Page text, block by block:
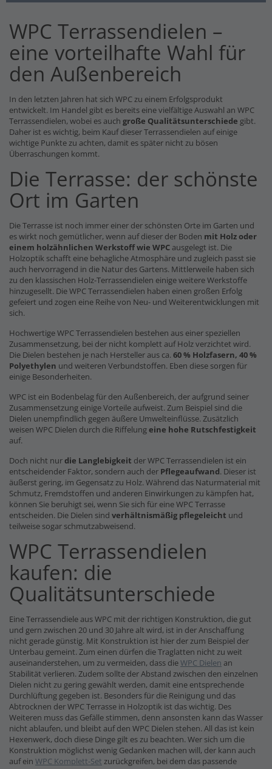
WPC Terrassendielen –
eine vorteilhafte Wahl für
den Außenbereich
In den letzten Jahren hat sich WPC zu einem Erfolgsprodukt
entwickelt. Im Handel gibt es bereits eine vielfältige Auswahl an WPC
Terrassendielen, wobei es auch große Qualitätsunterschiede gibt.
Daher ist es wichtig, beim Kauf dieser Terrassendielen auf einige
wichtige Punkte zu achten, damit es später nicht zu bösen
Überraschungen kommt.
Die Terrasse: der schönste
Ort im Garten
Die Terrasse ist noch immer einer der schönsten Orte im Garten und
es wirkt noch gemütlicher, wenn auf dieser der Boden mit Holz oder
einem holzähnlichen Werkstoff wie WPCausgelegt ist. Die
Holzoptik schafft eine behagliche Atmosphäre und zugleich passt sie
auch hervorragend in die Natur des Gartens. Mittlerweile haben sich
zu den klassischen Holz-Terrassendielen einige weitere Werkstoffe
hinzugesellt. Die WPC Terrassendielen haben einen großen Erfolg
gefeiert und zogen eine Reihe von Neu- und Weiterentwicklungen mit
sich.
Hochwertige WPC Terrassendielen bestehen aus einer speziellen
Zusammensetzung, bei der nicht komplett auf Holz verzichtet wird.
Die Dielen bestehen je nach Hersteller aus ca. 60 % Holzfasern, 40 %
Polyethylen und weiteren Verbundstoffen. Eben diese sorgen für
einige Besonderheiten.
WPC ist ein Bodenbelag für den Außenbereich, der aufgrund seiner
Zusammensetzung einige Vorteile aufweist. Zum Beispiel sind die
Dielen unempfindlich gegen äußere Umwelteinflüsse. Zusätzlich
weisen WPC Dielen durch die Riffelungeine hohe Rutschfestigkeit
auf.
Doch nicht nurdie Langlebigkeit der WPC Terrassendielen ist ein
entscheidender Faktor, sondern auch der Pflegeaufwand. Dieser ist
äußerst gering, im Gegensatz zu Holz. Während das Naturmaterial mit
Schmutz, Fremdstoffen und anderen Einwirkungen zu kämpfen hat,
können Sie beruhigt sei, wenn Sie sich für eine WPC Terrasse
entscheiden. Die Dielen sind verhältnismäßig pflegeleicht und
teilweise sogar schmutzabweisend.
WPC Terrassendielen
kaufen: die
Qualitätsunterschiede
Eine Terrassendiele aus WPC mit der richtigen Konstruktion, die gut
und gern zwischen 20 und 30 Jahre alt wird, ist in der Anschaffung
nicht gerade günstig. Mit Konstruktion ist hier der zum Beispiel der
Unterbau gemeint. Zum einen dürfen die Traglatten nicht zu weit
auseinanderstehen, um zu vermeiden, dass dieWPC Dielen an
Stabilität verlieren. Zudem sollte der Abstand zwischen den einzelnen
Dielen nicht zu gering gewählt werden, damit eine entsprechende
Durchlüftung gegeben ist. Besonders für die Reinigung und das
Abtrocknen der WPC Terrasse in Holzoptik ist das wichtig. Des
Weiteren muss das Gefälle stimmen, denn ansonsten kann das Wasser
nicht ablaufen, und bleibt auf den WPC Dielen stehen. All das ist kein
Hexenwerk, doch diese Dinge gilt es zu beachten. Wer sich um die
Konstruktion möglichst wenig Gedanken machen will, der kann auch
auf ein WPC Komplett-Set zurückgreifen, bei dem das passende